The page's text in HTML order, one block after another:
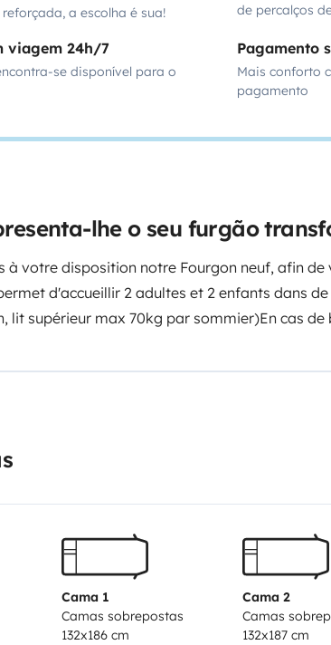
a escolha é sua!
de percalços
viagem 24h/7
se disponível para o
Pagamento
Mais conforto
pagamento
lhe o seu furgão
à votre disposition notre Fourgon neuf, afin de
d'accueillir 2 adultes et 2 enfants dans
lit supérieur max 70kg par sommier)En cas de
des tabourets
La boîte auto est très agréable et
de vélo.
Cama 1
Camas sobrepostas
132x186 cm
Cama 2
Camas
132x187 cm